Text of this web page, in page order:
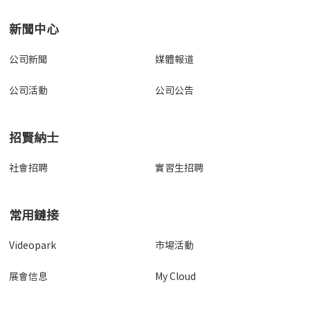
新聞中心
公司新聞 媒體報道
公司活動 公司公告
招賢納士
社會招聘 實習生招聘
常用鏈接
Videopark 市場活動
展會信息 My Cloud